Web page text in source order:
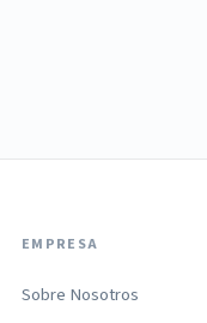
EMPRESA
Sobre Nosotros